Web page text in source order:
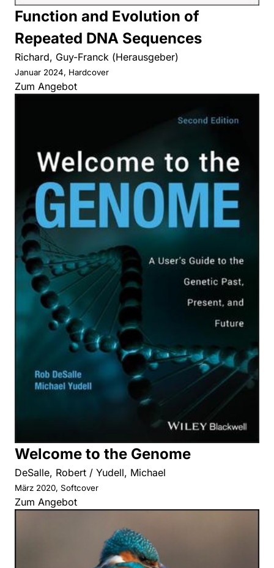
Function and Evolution of
Repeated DNA Sequences
Richard, Guy-Franck (Herausgeber)
Januar 2024, Hardcover
Zum Angebot
Welcome to the Genome
DeSalle, Robert / Yudell, Michael
März 2020, Softcover
Zum Angebot